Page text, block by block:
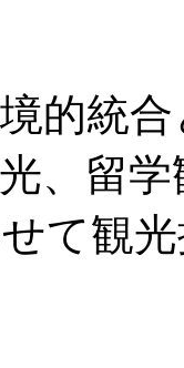
境的統
、留
て観